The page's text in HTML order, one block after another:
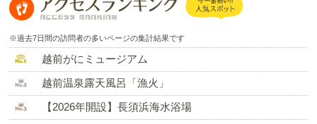
※過去7日間の訪問者の多いページの集計結果です
越前がにミュージアム
越前温泉露天風呂「漁火」
【2026年開設】長須浜海水浴場